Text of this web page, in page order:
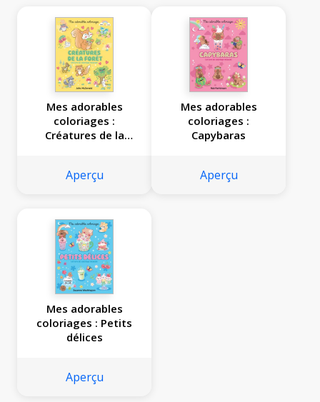
Mes adorables
coloriages :
Créatures de la
Aperçu
Mes adorables
coloriages :
Capybaras
Aperçu
Mes adorables
coloriages : Petits
délices
Aperçu